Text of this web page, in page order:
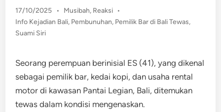
17/10/2025 •
Posted
in
Musibah, Reaksi •
Info Kejadian Bali, Pembunuhan, Pemilik Bar di Bali Tewas,
Suami Siri
Seorang perempuan berinisial ES (41), yang dikenal
sebagai pemilik bar, kedai kopi, dan usaha rental
motor di kawasan Pantai Legian, Bali, ditemukan
tewas dalam kondisi mengenaskan.